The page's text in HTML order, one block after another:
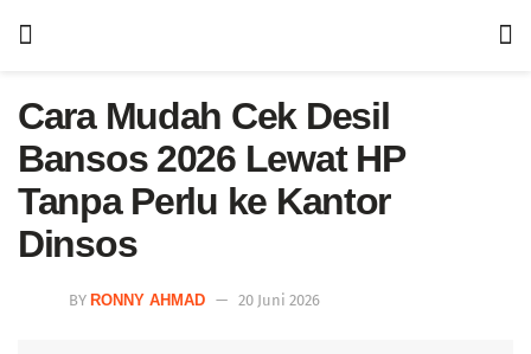
Cara Mudah Cek Desil
Bansos 2026 Lewat HP
Tanpa Perlu ke Kantor
Dinsos
BY RONNY AHMAD 20 Juni 2026